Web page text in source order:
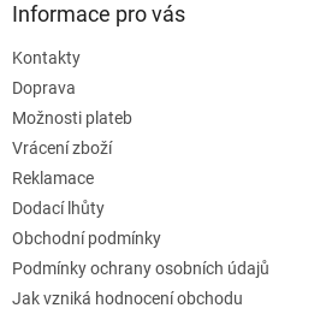
Informace pro vás
Kontakty
Doprava
Možnosti plateb
Vrácení zboží
Reklamace
Dodací lhůty
Obchodní podmínky
Podmínky ochrany osobních údajů
Jak vzniká hodnocení obchodu